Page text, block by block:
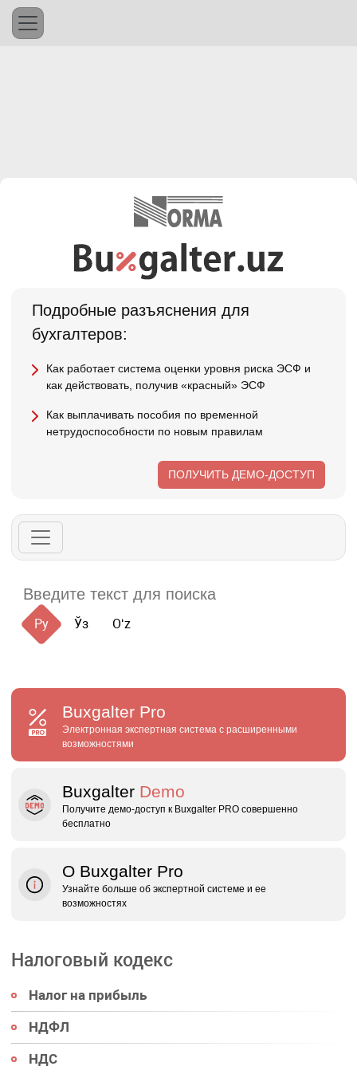
Подробные разъяснения для
бухгалтеров:
Как работает система оценки уровня риска ЭСФ и
как действовать, получив «красный» ЭСФ
Как выплачивать пособия по временной
нетрудоспособности по новым правилам
ПОЛУЧИТЬ ДЕМО-ДОСТУП
Ру Ўз Oʻz
Buxgalter Pro
Электронная экспертная система с расширенными
возможностями
Buxgalter Demo
Получите демо‑доступ к Buxgalter PRO совершенно
бесплатно
О Buxgalter Pro
Узнайте больше об экспертной системе и ее
возможностях
Налоговый кодекс
Налог на прибыль
НДФЛ
НДС